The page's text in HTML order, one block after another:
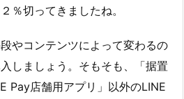
％切ってきましたね。
やコンテンツによって変わるの
しましょう。そもそも、「据置
Pay店舗用アプリ」以外のLINE